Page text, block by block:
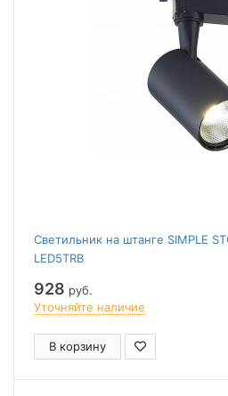
Светильник на штанге SIMPLE
LED5TRB
928 руб.
Уточняйте наличие
В корзину